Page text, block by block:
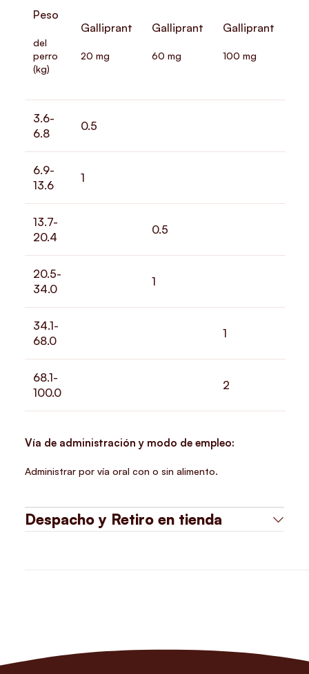
Peso
del
perro
(kg)
Galliprant
20 mg
Galliprant
60 mg
Galliprant
100 mg
3.6-
6.8
0.5
6.9-
13.6
1
13.7-
20.4
0.5
20.5-
34.0
1
34.1-
68.0
1
68.1-
100.0
2
Vía de administración y modo de empleo:
Administrar por vía oral con o sin alimento.
Despacho y Retiro en tienda